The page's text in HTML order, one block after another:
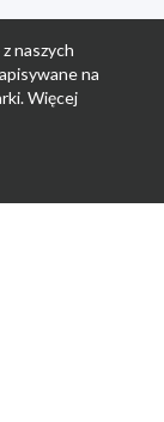
naszych
na
Więcej